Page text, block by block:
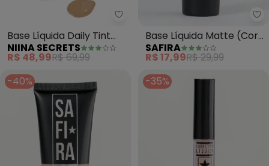
Niina Secrets - Base Líquida
Base Líquida Daily Tint
Cream (Cor 25)
NIINA SECRETS
R$ 48,99R$ 69,99
Base Líquida Matte (Cor
N° 5) 30 Ml
SAFIRA
R$ 17,99R$ 29,99
-40%
-35%